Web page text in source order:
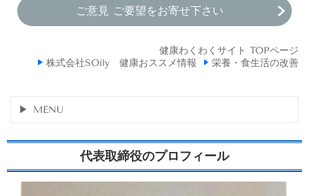
ご意見 ご要望をお寄せ下さい
健康わくわくサイト TOPページ
株式会社SOily 健康おススメ情報
栄養・食生活の改善
MENU
代表取締役のプロフィール